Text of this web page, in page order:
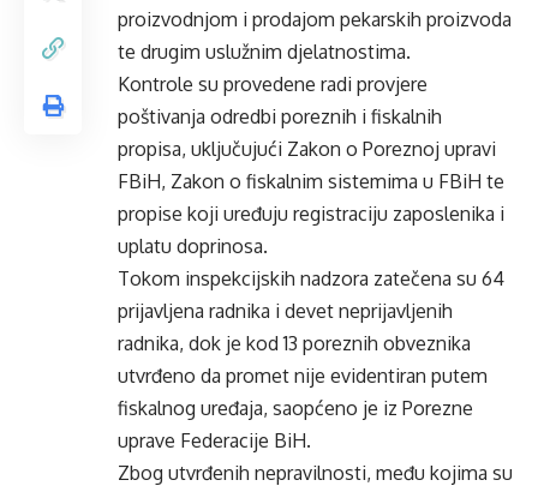
proizvodnjom i prodajom pekarskih proizvoda
te drugim uslužnim djelatnostima.
Kontrole su provedene radi provjere
poštivanja odredbi poreznih i fiskalnih
propisa, uključujući Zakon o Poreznoj upravi
FBiH, Zakon o fiskalnim sistemima u FBiH te
propise koji uređuju registraciju zaposlenika i
uplatu doprinosa.
Tokom inspekcijskih nadzora zatečena su 64
prijavljena radnika i devet neprijavljenih
radnika, dok je kod 13 poreznih obveznika
utvrđeno da promet nije evidentiran putem
fiskalnog uređaja, saopćeno je iz Porezne
uprave Federacije BiH.
Zbog utvrđenih nepravilnosti, među kojima su